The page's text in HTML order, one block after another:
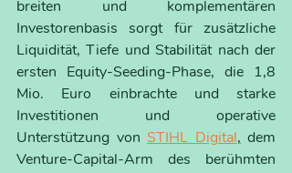
breiten und komplementären
Investorenbasis sorgt für zusätzliche
Liquidität, Tiefe und Stabilität nach der
ersten Equity-Seeding-Phase, die 1,8
Mio. Euro einbrachte und starke
Investitionen und operative
Unterstützung von STIHL Digital, dem
Venture-Capital-Arm des berühmten